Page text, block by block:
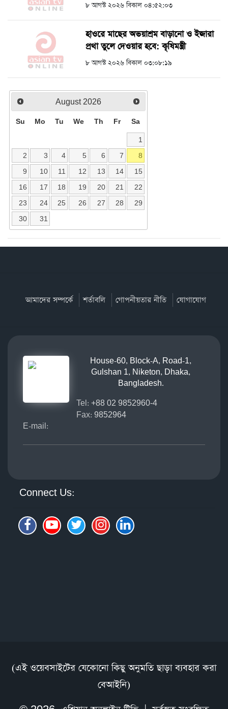
৮ আগস্ট ২০২৬ বিকাল ০৪:৫২:০৩
হাওরে মাছের অভয়াশ্রম বাড়ানো ও ইজারা
প্রথা তুলে দেওয়ার হবে: কৃষিমন্ত্রী
৮ আগস্ট ২০২৬ বিকাল ০৩:০৮:১৯
August 2026
Su Mo Tu We Th Fr Sa
1
2
3 4 5 6 7
8
9
10 11 12 13 14
15
16
17 18 19 20 21
22
23
24 25 26 27 28
29
30
31
আমাদের সম্পর্কে শর্তাবলি গোপনীয়তার নীতি যোগাযোগ
House-60, Block-A, Road-1,
Gulshan 1, Niketon, Dhaka,
Bangladesh.
Tel: +88 02 9852960-4
Fax: 9852964
E-mail:
Connect Us:
(এই ওয়েবসাইটের যেকোনো কিছু অনুমতি ছাড়া ব্যবহার করা
বেআইনি)